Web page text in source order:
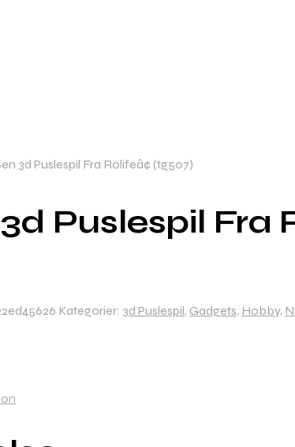
3d Puslespil Fra Rolifeâ¢ (tg507)
Puslespil Fra
Kategorier: 3d Puslespil, Gadgets, Hobby,